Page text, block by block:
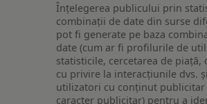
Înțelegerea publicului prin
combinații de date din surse
pot fi generate pe baza
date (cum ar fi profilurile de
statisticile, cercetarea de piață,
cu privire la interacțiunile dvs.
utilizatori cu conținut publicitar
caracter publicitar) pentru a